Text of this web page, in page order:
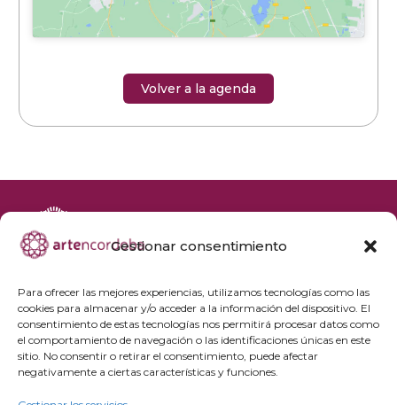
Gestionar consentimiento
Para ofrecer las mejores experiencias, utilizamos tecnologías como las
cookies para almacenar y/o acceder a la información del dispositivo. El
consentimiento de estas tecnologías nos permitirá procesar datos como
el comportamiento de navegación o las identificaciones únicas en este
sitio. No consentir o retirar el consentimiento, puede afectar
negativamente a ciertas características y funciones.
Volver a la agenda
Agenda cultural
Preguntas frecuentes
Grupos privados